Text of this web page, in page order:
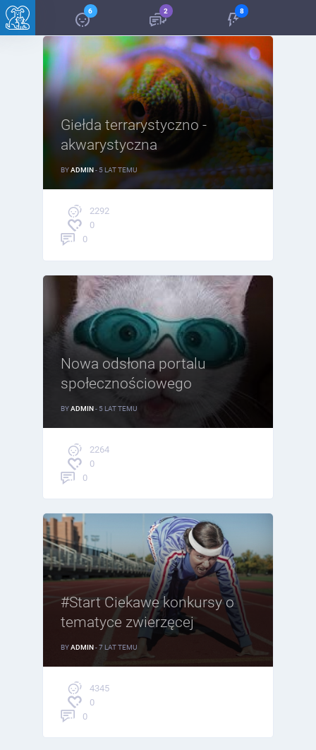
6 2 8
Giełda terrarystyczno -
akwarystyczna
BYADMIN- 5 LAT TEMU
2292
0
0
Nowa odsłona portalu
społecznościowego
BYADMIN- 5 LAT TEMU
2264
0
0
#Start Ciekawe konkursy o
tematyce zwierzęcej
BYADMIN- 7 LAT TEMU
4345
0
0